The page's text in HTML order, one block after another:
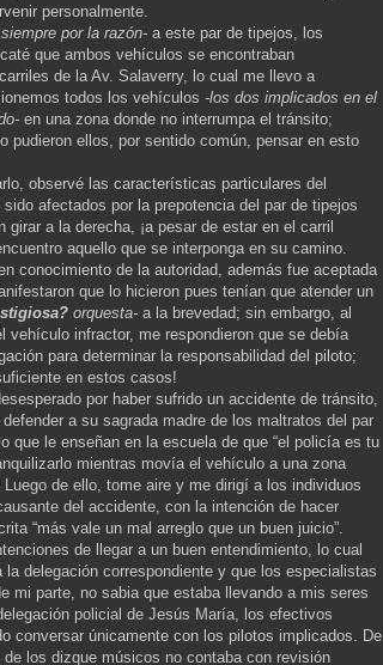
personalmente.
por la razón- a este par de tipejos, los
que ambos vehículos se encontraban
de la Av. Salaverry, lo cual me llevo a
todos los vehículos -los dos implicados en el
en una zona donde no interrumpa el tránsito;
pudieron ellos, por sentido común, pensar en esto
observé las características particulares del
afectados por la prepotencia del par de tipejos
girar a la derecha, ¡a pesar de estar en el carril
aquello que se interponga en su camino.
conocimiento de la autoridad, además fue aceptada
que lo hicieron pues tenían que atender un
orquesta- a la brevedad; sin embargo, al
infractor, me respondieron que se debía
para determinar la responsabilidad del piloto;
en estos casos!
por haber sufrido un accidente de tránsito,
a su sagrada madre de los maltratos del par
que le enseñan en la escuela de que “el policía es tu
mientras movía el vehículo a una zona
de ello, tome aire y me dirigí a los individuos
del accidente, con la intención de hacer
“más vale un mal arreglo que un buen juicio”.
de llegar a un buen entendimiento, lo cual
delegación correspondiente y que los especialistas
mi parte, no sabia que estaba llevando a mis seres
policial de Jesús María, los efectivos
conversar únicamente con los pilotos implicados. De
los dizque músicos no contaba con revisión